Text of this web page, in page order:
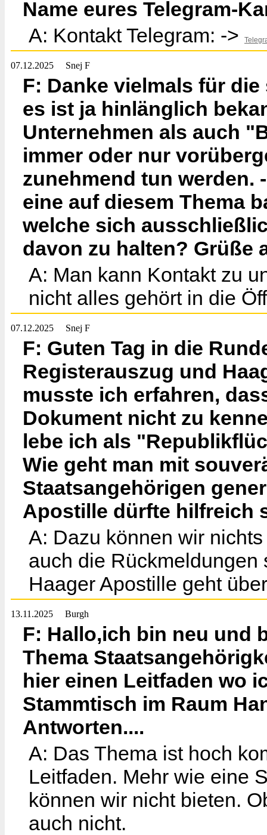
Name eures Telegram-
A: Kontakt Telegram: ->
07.12.2025 Snej F
F: Danke vielmals für
es ist ja hinlänglich
Unternehmen als auch
immer oder nur
zunehmend tun werden.
eine auf diesem Thema
welche sich
davon zu halten? Grüße
A: Man kann Kontakt zu
nicht alles gehört in die
07.12.2025 Snej F
F: Guten Tag in die
Registerauszug und
musste ich erfahren,
Dokument nicht zu
lebe ich als
Wie geht man mit
Staatsangehörigen
Apostille dürfte hilfreich
A: Dazu können wir
auch die Rückmeldungen
Haager Apostille geht
13.11.2025 Burgh
F: Hallo,ich bin neu und
Thema
hier einen Leitfaden wo
Stammtisch im Raum
Antworten....
A: Das Thema ist hoch
Leitfaden. Mehr wie eine
können wir nicht bieten.
auch nicht.